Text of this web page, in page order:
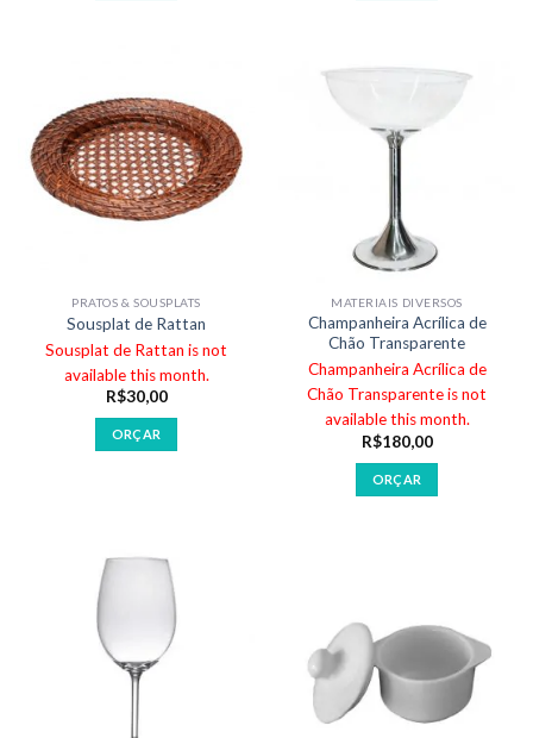
PRATOS & SOUSPLATS
Sousplat de Rattan
Sousplat de Rattan is not
available this month.
R$30,00
ORÇAR
MATERIAIS DIVERSOS
Champanheira Acrílica de
Chão Transparente
Champanheira Acrílica de
Chão Transparente is not
available this month.
R$180,00
ORÇAR